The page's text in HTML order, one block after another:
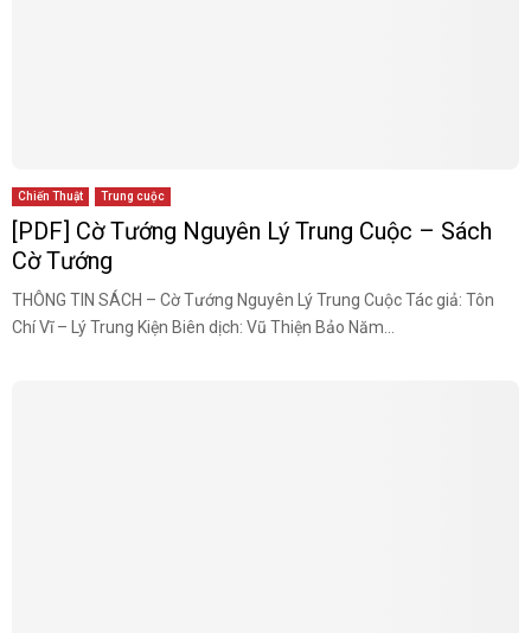
Chiến Thuật Trung cuộc
[PDF] Cờ Tướng Nguyên Lý Trung Cuộc – Sách
Cờ Tướng
THÔNG TIN SÁCH – Cờ Tướng Nguyên Lý Trung Cuộc Tác giả: Tôn
Chí Vĩ – Lý Trung Kiện Biên dịch: Vũ Thiện Bảo Năm...